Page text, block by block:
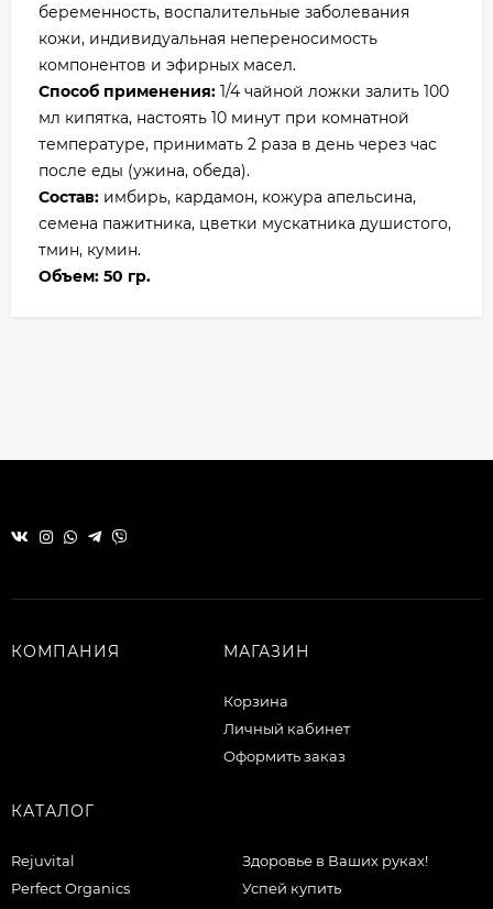
беременность, воспалительные заболевания
кожи, индивидуальная непереносимость
компонентов и эфирных масел.
Способ применения: 1/4 чайной ложки залить 100
мл кипятка, настоять 10 минут при комнатной
температуре, принимать 2 раза в день через час
после еды (ужина, обеда).
Состав: имбирь, кардамон, кожура апельсина,
семена пажитника, цветки мускатника душистого,
тмин, кумин.
Объем: 50 гр.
КОМПАНИЯ МАГАЗИН
Корзина
Личный кабинет
Оформить заказ
КАТАЛОГ
Rejuvital
Perfect Organics
Здоровье в Ваших руках!
Успей купить